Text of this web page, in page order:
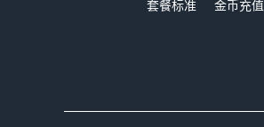
套餐标准
金币充值